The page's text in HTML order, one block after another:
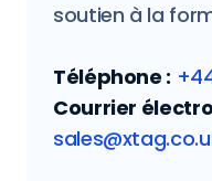
soutien à la
Téléphone :
Courrier